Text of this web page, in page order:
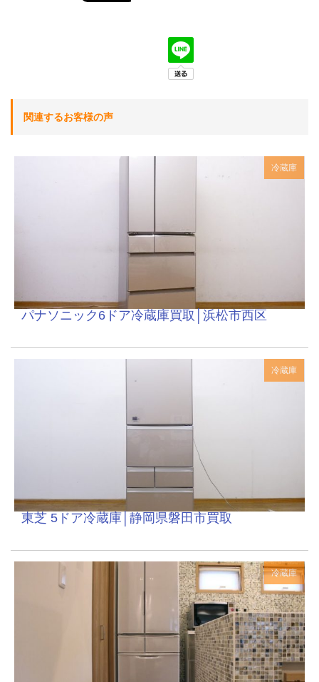
関連するお客様の声
冷蔵庫
パナソニック6ドア冷蔵庫買取│浜松市西区
冷蔵庫
東芝 5ドア冷蔵庫│静岡県磐田市買取
冷蔵庫